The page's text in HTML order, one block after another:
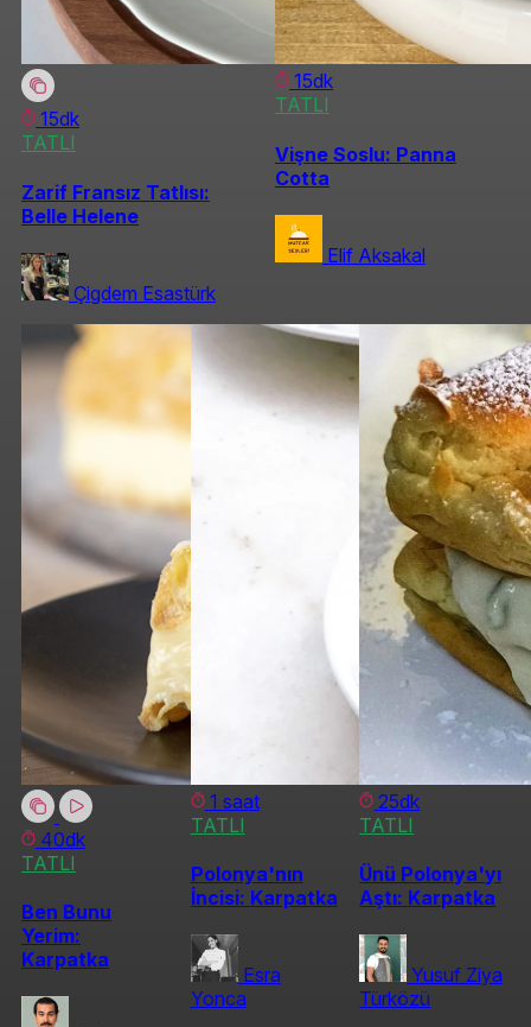
15dk
TATLI
Zarif Fransız Tatlısı:
Belle Helene
Çigdem Esastürk
15dk
TATLI
Vişne Soslu: Panna
Cotta
Elif Aksakal
40dk
TATLI
Ben Bunu
Yerim:
Karpatka
1 saat
TATLI
Polonya'nın
İncisi: Karpatka
Esra
Yonca
25dk
TATLI
Ünü Polonya'yı
Aştı: Karpatka
Yusuf Ziya
Türközü